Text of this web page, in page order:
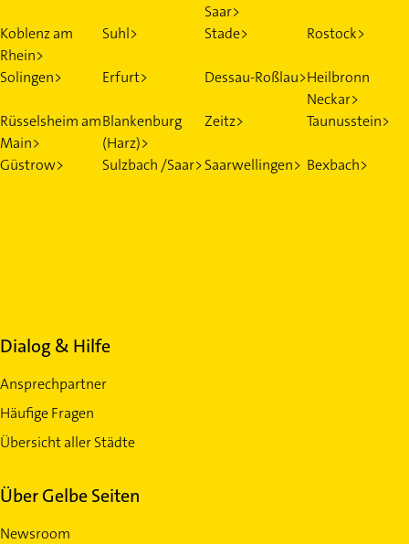
Saar>
Koblenz am
Rhein>
Suhl> Stade> Rostock>
Solingen> Erfurt> Dessau-Roßlau>Heilbronn
Neckar>
Rüsselsheim am
Main>
Blankenburg
(Harz)>
Zeitz> Taunusstein>
Güstrow> Sulzbach /Saar>Saarwellingen> Bexbach>
Dialog & Hilfe
Ansprechpartner
Häufige Fragen
Übersicht aller Städte
Über Gelbe Seiten
Newsroom